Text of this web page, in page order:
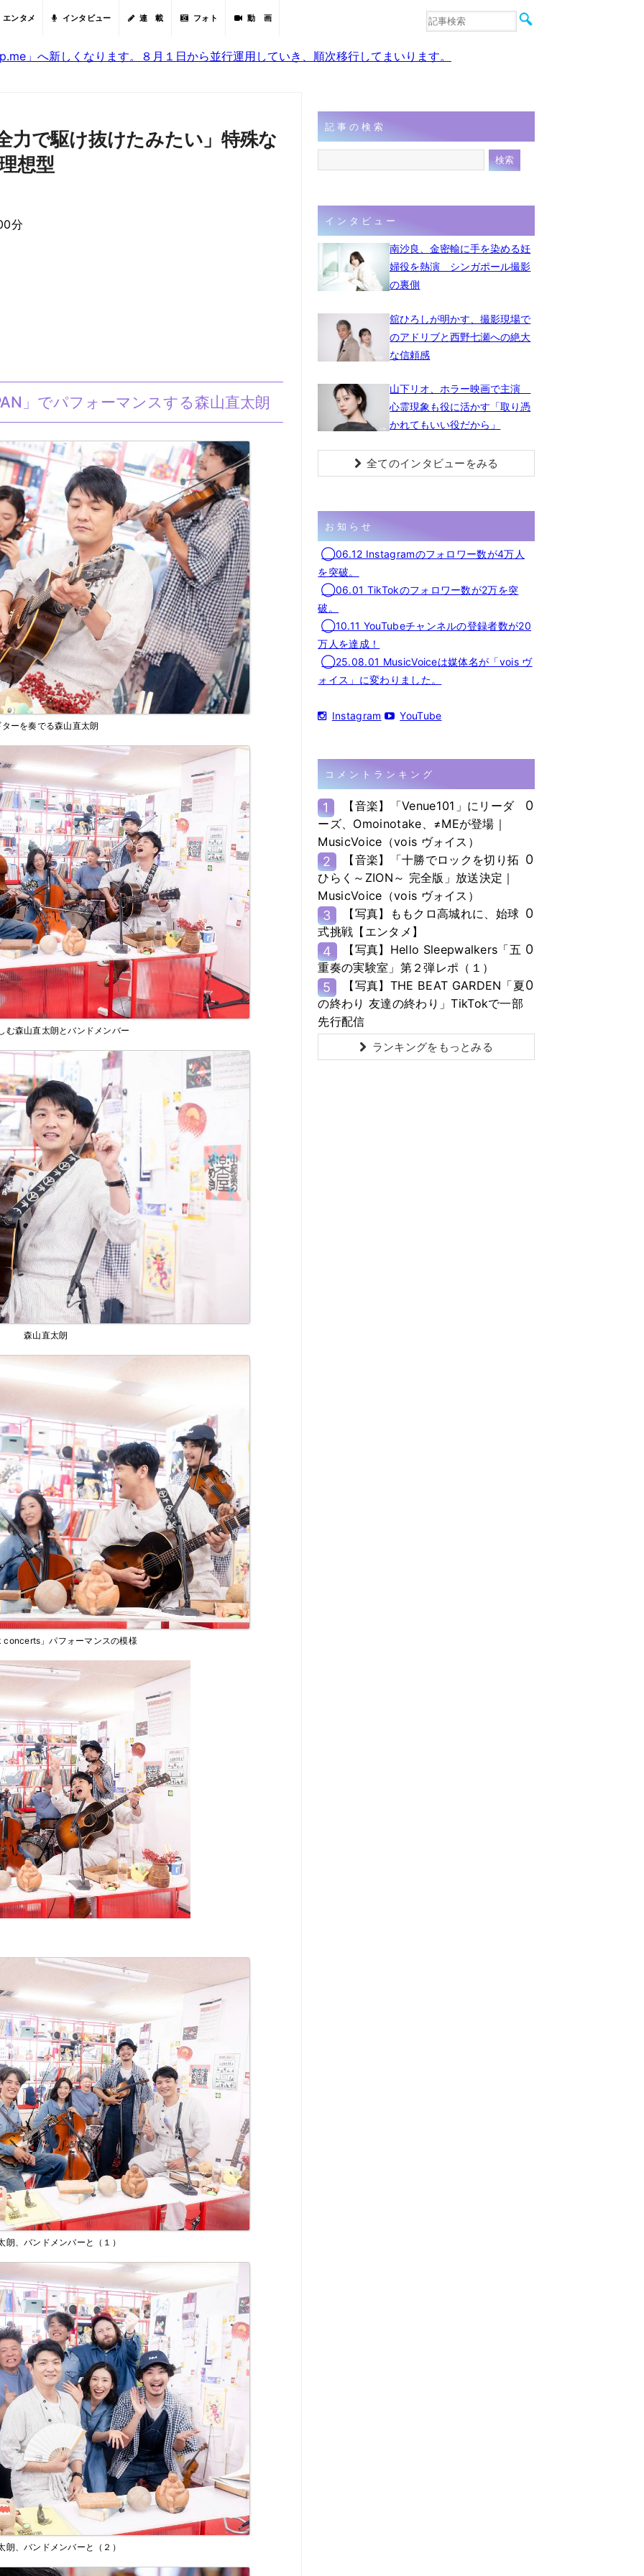
エンタメ インタビュー 連 載 フォト 動 画
音楽
」へ新しくなります。８月１日から並行運用していき、順次移行してまいります。
力で駆け抜けたみたい」特殊な
想型
分
」でパフォーマンスする森山直太朗
ターを奏でる森山直太朗
む森山直太朗とバンドメンバー
森山直太朗
」パフォーマンスの模様
朗、バンドメンバーと（１）
朗、バンドメンバーと（２）
記事の検索
インタビュー
南沙良、金密輸に手を染める妊
婦役を熱演 シンガポール撮影
の裏側
舘ひろしが明かす、撮影現場で
のアドリブと西野七瀬への絶大
な信頼感
山下リオ、ホラー映画で主演
心霊現象も役に活かす「取り憑
かれてもいい役だから」
全てのインタビューをみる
お知らせ
◯06.12 Instagramのフォロワー数が4万人
を突破。
◯06.01 TikTokのフォロワー数が2万を突
破。
◯10.11 YouTubeチャンネルの登録者数が20
万人を達成！
◯25.08.01 MusicVoiceは媒体名が「vois ヴ
ォイス」に変わりました。
Instagram YouTube
コメントランキング
1
【音楽】「Venue101」にリーダ
ーズ、Omoinotake、≠MEが登場｜
MusicVoice（vois ヴォイス）
0
2
【音楽】「十勝でロックを切り拓
ひらく～ZION～ 完全版」放送決定｜
MusicVoice（vois ヴォイス）
0
3
【写真】ももクロ高城れに、始球
式挑戦【エンタメ】
0
4
【写真】Hello Sleepwalkers「五
重奏の実験室」第２弾レポ（１）
0
5
【写真】THE BEAT GARDEN「夏
の終わり 友達の終わり」TikTokで一部
先行配信
0
ランキングをもっとみる